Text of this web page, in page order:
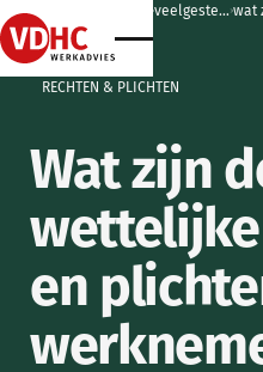
home
home veelgestelde vragen
home
RECHTEN & PLICHTEN
Wat zijn
en